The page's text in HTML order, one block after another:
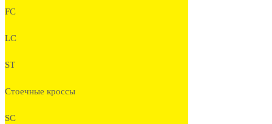
FC
LC
ST
Стоечные кроссы
SC